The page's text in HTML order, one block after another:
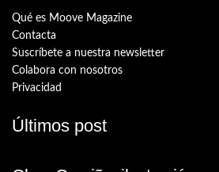
Qué es Moove Magazine
Contacta
Suscríbete a nuestra newsletter
Colabora con nosotros
Privacidad
Últimos post